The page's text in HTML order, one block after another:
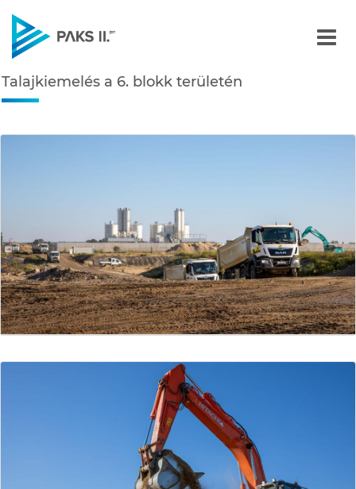
Navigáció
Talajkiemelés a 6. blokk
Talajkiemelés a 6. blokk területén